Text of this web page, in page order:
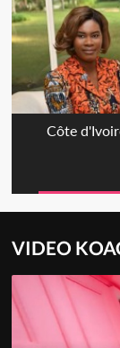
Côte
VIDEO